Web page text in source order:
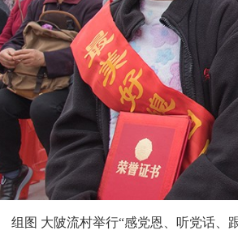
组图 大陂流村举行“感党恩、听党话、